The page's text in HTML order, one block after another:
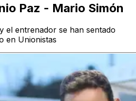
Paz - Mario Simón
el entrenador se han sentado
en Unionistas